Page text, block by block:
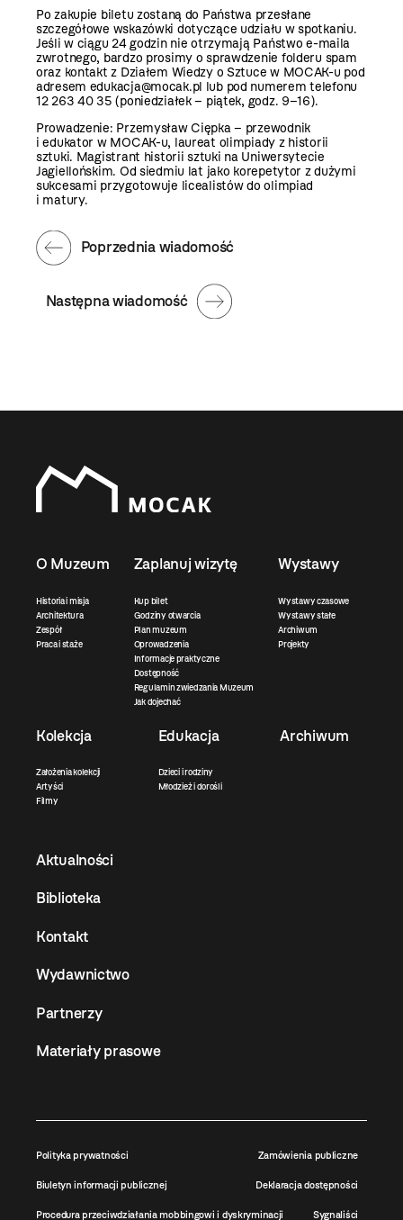
Po zakupie biletu zostaną do Państwa przesłane
szczegółowe wskazówki dotyczące udziału w spotkaniu.
Jeśli w ciągu 24 godzin nie otrzymają Państwo e-maila
zwrotnego, bardzo prosimy o sprawdzenie folderu spam
oraz kontakt z Działem Wiedzy o Sztuce w MOCAK-u pod
adresem edukacja@mocak.pl lub pod numerem telefonu
12 263 40 35 (poniedziałek – piątek, godz. 9–16).
Prowadzenie: Przemysław Ciępka – przewodnik
i edukator w MOCAK-u, laureat olimpiady z historii
sztuki. Magistrant historii sztuki na Uniwersytecie
Jagiellońskim. Od siedmiu lat jako korepetytor z dużymi
sukcesami przygotowuje licealistów do olimpiad
i matury.
Następna wiadomość
Poprzednia wiadomość
O Muzeum
Historia i misja
Architektura
Zespół
Praca i staże
Zaplanuj wizytę
Kup bilet
Godziny otwarcia
Plan muzeum
Oprowadzenia
Informacje praktyczne
Dostępność
Regulamin zwiedzania Muzeum
Jak dojechać
Wystawy
Wystawy czasowe
Wystawy stałe
Archiwum
Projekty
Kolekcja
Założenia kolekcji
Artyści
Filmy
Edukacja
Dzieci i rodziny
Młodzież i dorośli
Archiwum
Aktualności
Biblioteka
Kontakt
Wydawnictwo
Partnerzy
Materiały prasowe
Polityka prywatności Zamówienia publiczne
Biuletyn informacji publicznej Deklaracja dostępności
Procedura przeciwdziałania mobbingowi i dyskryminacji Sygnaliści